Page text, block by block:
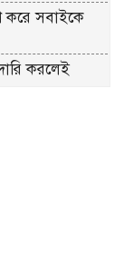
করে সবাইকে
করলেই